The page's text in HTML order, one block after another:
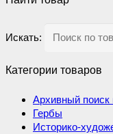
Искать:
Категории товаров
Архивный поиск
Гербы
Историко-